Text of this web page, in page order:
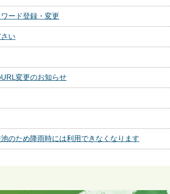
ード登録・変更
い
変更のお知らせ
のため降雨時には利用できなくなります